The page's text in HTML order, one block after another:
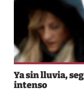
Ya sin lluvia,
intenso